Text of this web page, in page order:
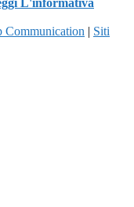
Communication | Siti